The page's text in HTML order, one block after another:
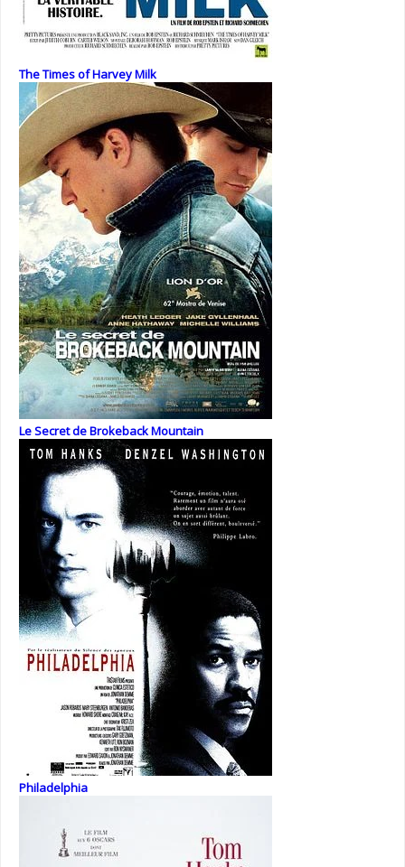
The Times of Harvey Milk
Le Secret de Brokeback Mountain
Philadelphia